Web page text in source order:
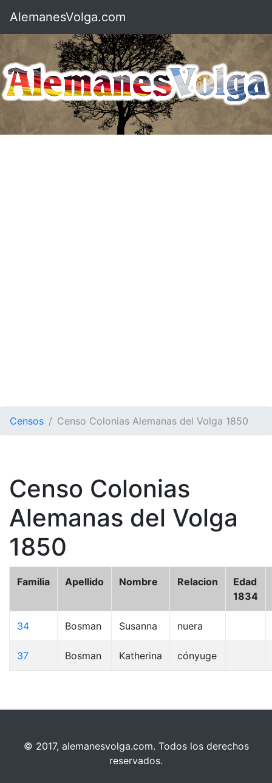
AlemanesVolga.com
Censos Censo Colonias Alemanas del Volga 1850
Censo Colonias
Alemanas del Volga
1850
Familia Apellido Nombre Relacion
Edad
1834
34 Bosman Susanna nuera
37 Bosman Katherina cónyuge
© 2017, alemanesvolga.com. Todos los derechos
reservados.